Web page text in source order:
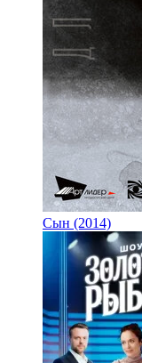
Сын (2014)